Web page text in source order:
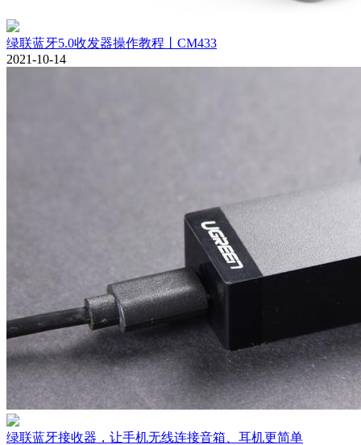
绿联蓝牙5.0收发器操作教程丨CM433
2021-10-14
绿联蓝牙接收器，让手机无线连接音箱、耳机更简单